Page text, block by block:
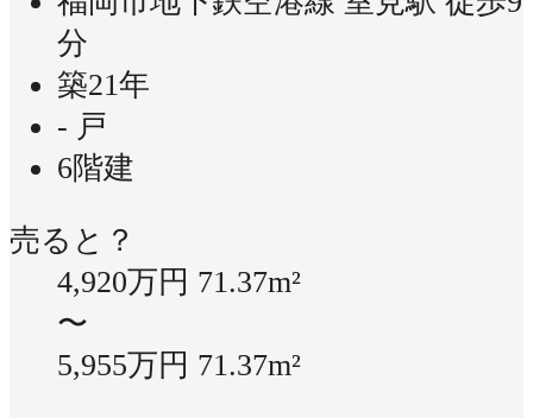
分
築21年
- 戸
6階建
売ると？
4,920万円 71.37m²
〜
5,955万円 71.37m²